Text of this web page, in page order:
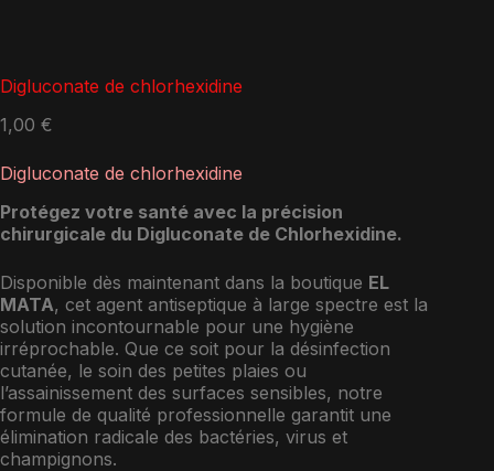
Digluconate de chlorhexidine
1,00 €
Digluconate de chlorhexidine
Protégez votre santé avec la précision
chirurgicale du Digluconate de Chlorhexidine.
Disponible dès maintenant dans la boutique EL
MATA, cet agent antiseptique à large spectre est la
solution incontournable pour une hygiène
irréprochable. Que ce soit pour la désinfection
cutanée, le soin des petites plaies ou
l’assainissement des surfaces sensibles, notre
formule de qualité professionnelle garantit une
élimination radicale des bactéries, virus et
champignons.